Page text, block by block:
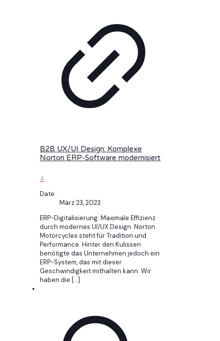
B2B UX/UI Design: Komplexe
Norton ERP-Software modernisiert
4
Date
März 23, 2023
ERP-Digitalisierung: Maximale Effizienz
durch modernes UI/UX Design. Norton
Motorcycles steht für Tradition und
Performance. Hinter den Kulissen
benötigte das Unternehmen jedoch ein
ERP-System, das mit dieser
Geschwindigkeit mithalten kann. Wir
haben die […]